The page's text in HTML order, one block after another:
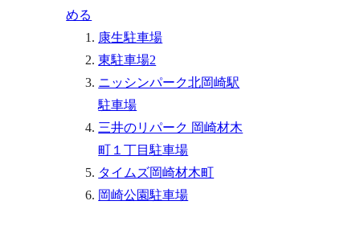
める
康生駐車場
東駐車場2
ニッシンパーク北岡崎駅
駐車場
三井のリパーク 岡崎材木
町１丁目駐車場
タイムズ岡崎材木町
岡崎公園駐車場